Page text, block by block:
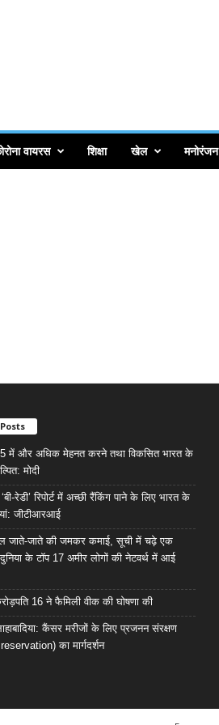
वायरस शिक्षा खेल मनोरंजन
में और अधिक मेहनत करने तथा विकसित भारत के
माेदी
रेडी’ रिपोर्ट में अच्छी रैंकिंग पाने के लिए भारत के
जीटीआरआई
जाते-जाते की जमकर कमाई, सूची में चढ़े एक
के टॉप 17 अमीर लोगों की नेटवर्थ में आई
16 ने फैमिली वीक की घोषणा की
कैंसर मरीजों के लिए प्रजनन संरक्षण
का मार्गदर्शन